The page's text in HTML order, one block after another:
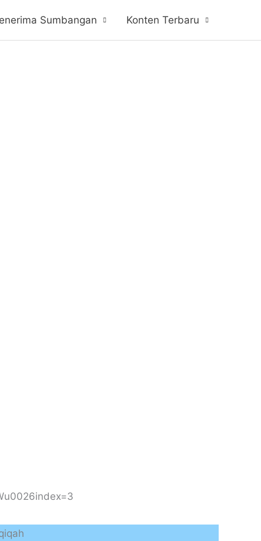
Sumbangan Konten Terbaru